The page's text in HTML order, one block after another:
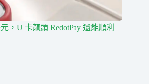
，U 卡龍頭 RedotPay 還能順利